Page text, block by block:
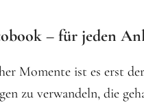
– für jeden
Momente ist es erst
zu verwandeln, die